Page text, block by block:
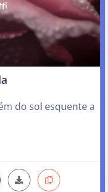
do sol esquente a